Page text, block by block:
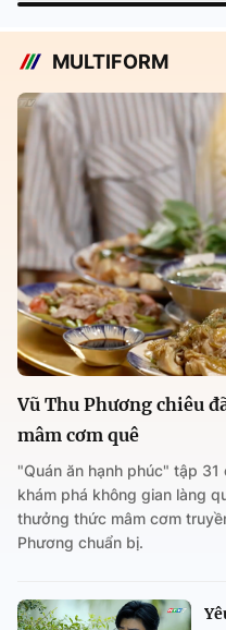
MULTIFORM
Vũ Thu Phương chiêu
mâm cơm quê
"Quán ăn hạnh phúc" tập 31
khám phá không gian làng
thưởng thức mâm cơm
Phương chuẩn bị.